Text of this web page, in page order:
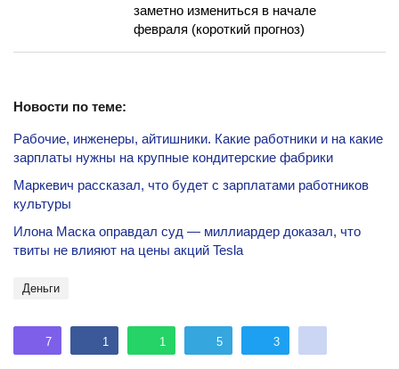
заметно измениться в начале
февраля (короткий прогноз)
Новости по теме:
Рабочие, инженеры, айтишники. Какие работники и на какие
зарплаты нужны на крупные кондитерские фабрики
Маркевич рассказал, что будет с зарплатами работников
культуры
Илона Маска оправдал суд — миллиардер доказал, что
твиты не влияют на цены акций Tesla
деньги
7 1 1 5 3